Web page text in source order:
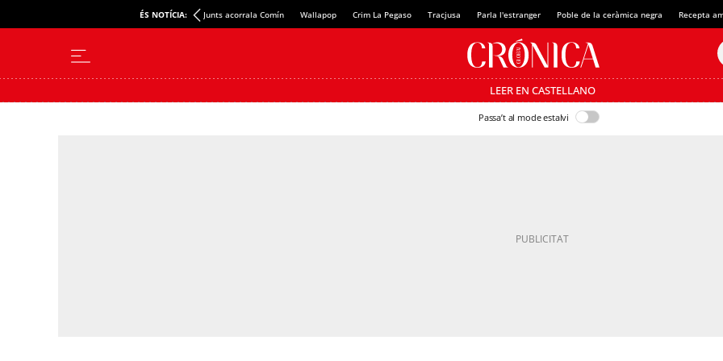
ÉS NOTÍCIA: Junts acorrala Comín Wallapop Crim La Pegaso Tracjusa Parla l'estranger Poble de la ceràmica negra Recepta
LEER EN CASTELLANO
Passa’t al mode estalvi